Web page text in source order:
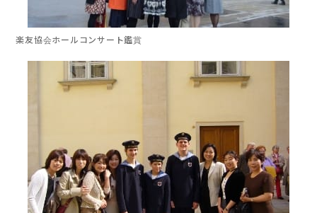
楽友協会ホール コンサート鑑賞